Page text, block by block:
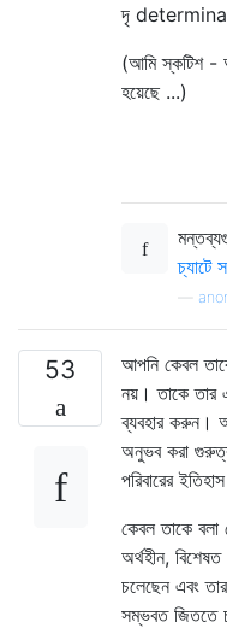
দৃ
(আমি স্কটিশ -
হয়েছে ...)
চ্যাটে
53
আপনি কেবল
নয়। তাকে তার
ব্যবহার করুন।
অনুভব করা
পরিবারের
কেবল তাকে বলা
অর্থহীন,
চলেছেন এবং
সম্ভবত জিততে